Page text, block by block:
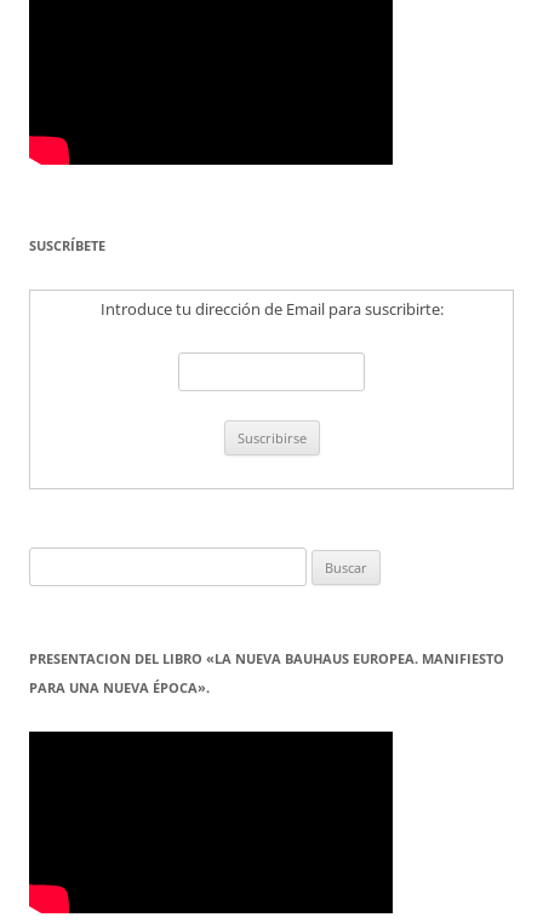
SUSCRÍBETE
Introduce tu dirección de Email para suscribirte:
PRESENTACION DEL LIBRO «LA NUEVA BAUHAUS EUROPEA. MANIFIESTO
PARA UNA NUEVA ÉPOCA».